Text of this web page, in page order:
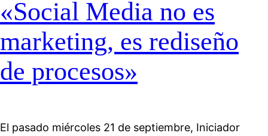
«Social Media no es
marketing, es rediseño
de procesos»
El pasado miércoles 21 de septiembre, Iniciador